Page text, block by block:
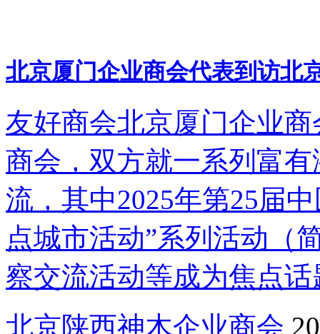
北京厦门企业商会代表到访北
友好商会北京厦门企业
商会，双方就一系列富
流，其中2025年第25届
点城市活动”系列活动（
察交流活动等成为焦点话
北京陕西神木企业商会